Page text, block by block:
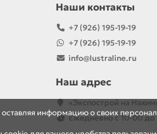
информацию о своих
Наши контакты
+7 (926) 195-19-19
+7 (926) 195-19-19
info@lustraline.ru
Наш адрес
«Экспострой на
Ежедневно с 10-00